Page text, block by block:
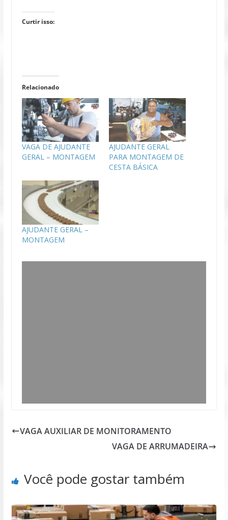
Curtir isso:
Relacionado
VAGA DE AJUDANTE
GERAL – MONTAGEM
AJUDANTE GERAL
PARA MONTAGEM DE
CESTA BÁSICA
AJUDANTE GERAL –
MONTAGEM
VAGA AUXILIAR DE MONITORAMENTO
VAGA DE ARRUMADEIRA
Você pode gostar também